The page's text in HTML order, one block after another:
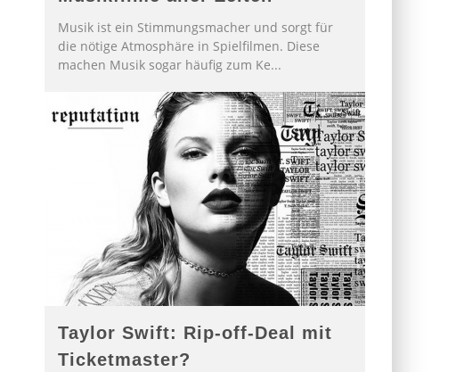
Musik ist ein Stimmungsmacher und sorgt für
die nötige Atmosphäre in Spielfilmen. Diese
machen Musik sogar häufig zum Ke...
Taylor Swift: Rip-off-Deal mit
Ticketmaster?